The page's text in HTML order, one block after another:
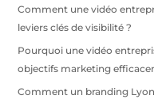
Comment une vidéo
leviers clés de visibilité ?
Pourquoi une vidéo
objectifs marketing
Comment un branding